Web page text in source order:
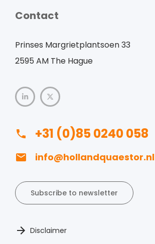
Contact
Prinses Margrietplantsoen 33
2595 AM The Hague
+31 (0)85 0240 058
info@hollandquaestor.nl
Subscribe to newsletter
Disclaimer